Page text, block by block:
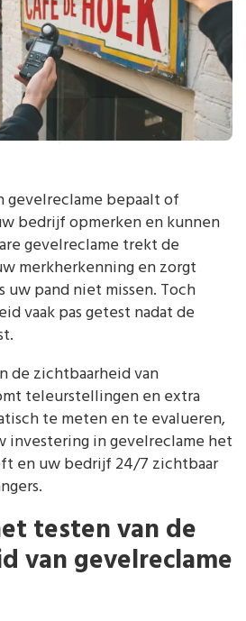
gevelreclame bepaalt of
bedrijf opmerken en kunnen
gevelreclame trekt de
merkherkenning en zorgt
uw pand niet missen. Toch
vaak pas getest nadat de
de zichtbaarheid van
teleurstellingen en extra
te meten en te evalueren,
investering in gevelreclame het
en uw bedrijf 24/7 zichtbaar
testen van de
van gevelreclame